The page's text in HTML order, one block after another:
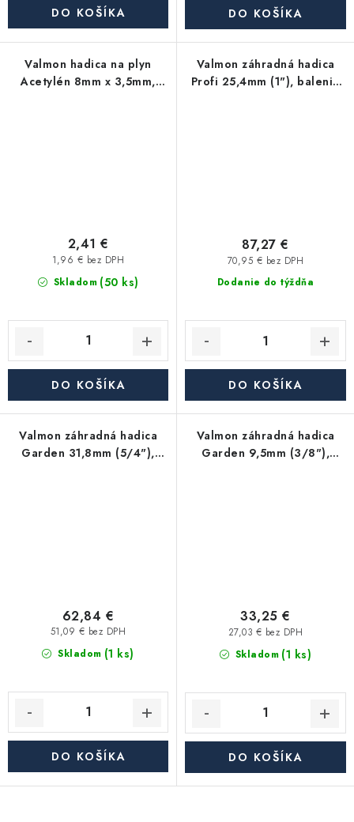
DO KOŠÍKA DO KOŠÍKA
Valmon hadica na plyn
Acetylén 8mm x 3,5mm,
Skladom (50 ks)
1,96 € bez DPH
2,41 €
DO KOŠÍKA
Valmon záhradná hadica
Profi 25,4mm (1"), balenie
Dodanie do týždňa
70,95 € bez DPH
87,27 €
DO KOŠÍKA
Valmon záhradná hadica
Garden 31,8mm (5/4"),
Skladom (1 ks)
51,09 € bez DPH
62,84 €
DO KOŠÍKA
Valmon záhradná hadica
Garden 9,5mm (3/8"),
Skladom (1 ks)
27,03 € bez DPH
33,25 €
DO KOŠÍKA